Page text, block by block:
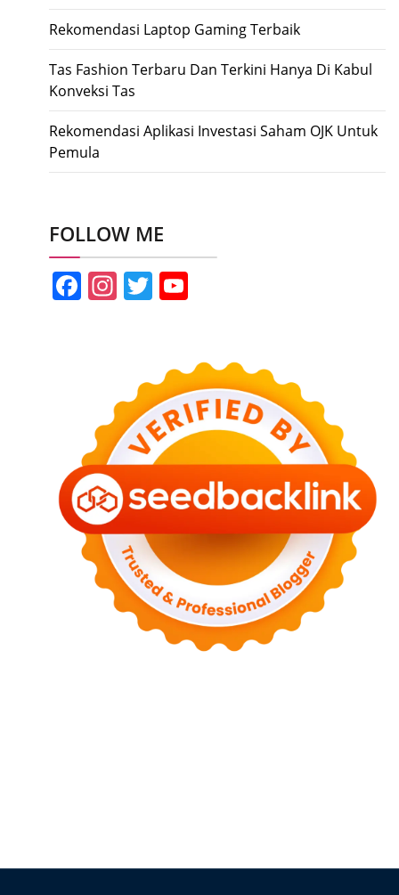
Rekomendasi Laptop Gaming Terbaik
Tas Fashion Terbaru Dan Terkini Hanya Di Kabul
Konveksi Tas
Rekomendasi Aplikasi Investasi Saham OJK Untuk
Pemula
FOLLOW ME
Facebook
Instagram
Twitter